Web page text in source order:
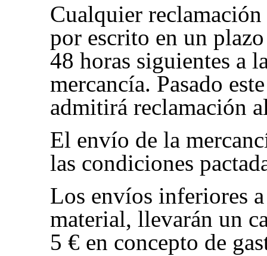
Cualquier reclamación
por escrito en un
48 horas siguientes a
mercancía. Pasado
admitirá reclamación
El envío de la
las condiciones
Los envíos inferiores
material, llevarán un
5 € en concepto de